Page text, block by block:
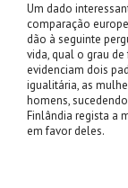
Um dado
comparação
dão à seguinte
vida, qual o grau
evidenciam dois
igualitária, as
homens,
Finlândia regista a
em favor deles.